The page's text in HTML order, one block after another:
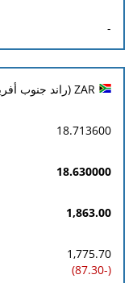
-
18.713600
18.630000
1,863.00
1,775.70
(-87.30)